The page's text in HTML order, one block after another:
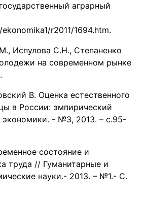
аграрный
r2011/1694.htm.
Испулова С.Н., Степаненко
на современном рынке
В. Оценка естественного
в России: эмпирический
- №3, 2013. – с.95-
состояние и
труда // Гуманитарные и
науки.- 2013. – №1.- С.